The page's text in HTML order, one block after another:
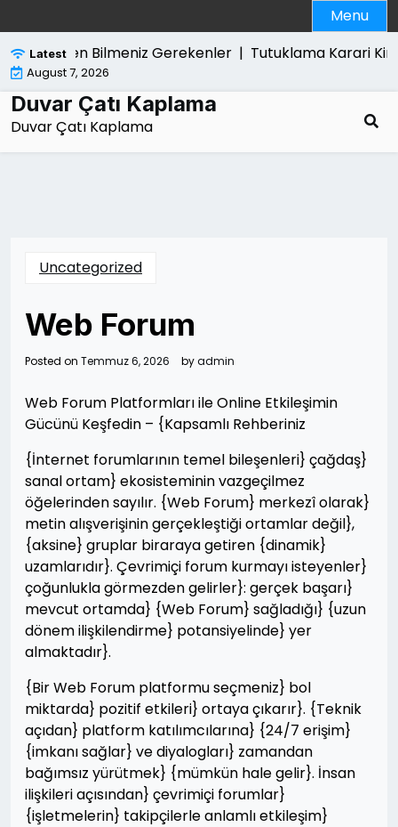
to
content
Menu
LatestBilmeniz Gerekenler |Tutuklama Karari Kim
August 7, 2026
Duvar Çatı Kaplama
Duvar Çatı Kaplama
Uncategorized
Web Forum
Posted on Temmuz 6, 2026 byadmin
Web Forum Platformları ile Online Etkileşimin
Gücünü Keşfedin – {Kapsamlı Rehberiniz
{İnternet forumlarının temel bileşenleri} çağdaş}
sanal ortam} ekosisteminin vazgeçilmez
öğelerinden sayılır. {Web Forum} merkezî olarak}
metin alışverişinin gerçekleştiği ortamlar değil},
{aksine} gruplar biraraya getiren {dinamik}
uzamlarıdır}. Çevrimiçi forum kurmayı isteyenler}
çoğunlukla görmezden gelirler}: gerçek başarı}
mevcut ortamda} {Web Forum} sağladığı} {uzun
dönem ilişkilendirme} potansiyelinde} yer
almaktadır}.
{Bir Web Forum platformu seçmeniz} bol
miktarda} pozitif etkileri} ortaya çıkarır}. {Teknik
açıdan} platform katılımcılarına} {24/7 erişim}
{imkanı sağlar} ve diyalogları} zamandan
bağımsız yürütmek} {mümkün hale gelir}. İnsan
ilişkileri açısından} çevrimiçi forumlar}
{işletmelerin} takipçilerle anlamlı etkileşim}